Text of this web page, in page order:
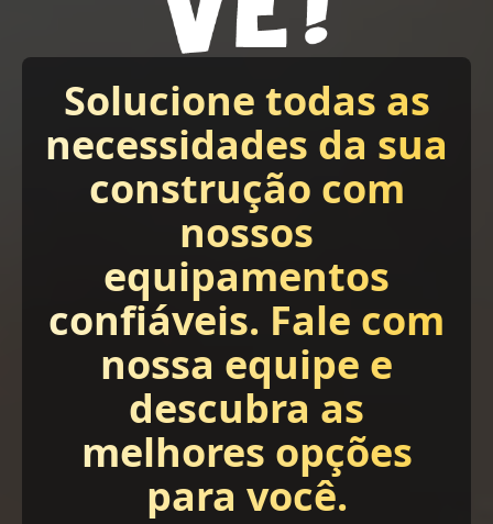
Solucione todas as
necessidades da sua
construção com
nossos
equipamentos
confiáveis. Fale com
nossa equipe e
descubra as
melhores opções
para você.